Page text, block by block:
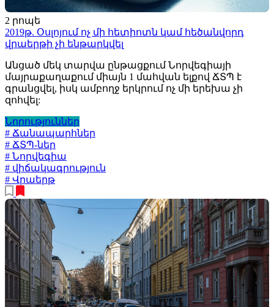
2 րոպե
2019թ. Օսլոյում ոչ մի հետիոտն կամ հեծանվորդ
վրաերթի չի ենթարկվել
Անցած մեկ տարվա ընթացքում Նորվեգիայի
մայրաքաղաքում միայն 1 մահվան ելքով ՃՏՊ է
գրանցվել, իսկ ամբողջ երկրում ոչ մի երեխա չի
զոհվել:
Նորություններ
# Ճանապարհներ
# ՃՏՊ-ներ
# Նորվեգիա
# վիճակագրություն
# Վրաերթ